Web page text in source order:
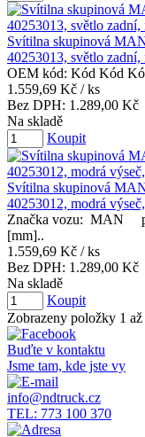
Svítilna skupinová
40253013, světlo zadní,
OEM kód: Kód Kód
1.559,69 Kč / ks
Bez DPH: 1.289,00 Kč
Na skladě
Koupit
Svítilna skupinová
40253012, modrá
Značka vozu: MAN
[mm]..
1.559,69 Kč / ks
Bez DPH: 1.289,00 Kč
Na skladě
Koupit
Zobrazeny položky 1
Buďte v kontaktu
Jsme tam, kde jste vy
info@ndtruck.cz
TEL: 773 100 370